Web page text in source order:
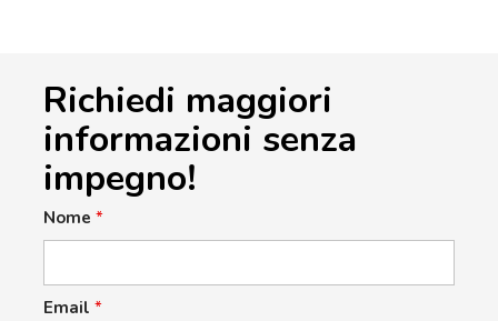
Richiedi maggiori
informazioni senza
impegno!
Nome *
Email *